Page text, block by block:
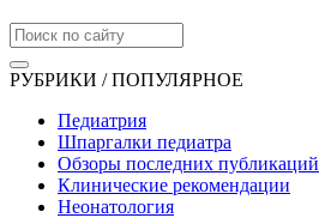
РУБРИКИ / ПОПУЛЯРНОЕ
Педиатрия
Шпаргалки педиатра
Обзоры последних публикаций
Клинические рекомендации
Неонатология